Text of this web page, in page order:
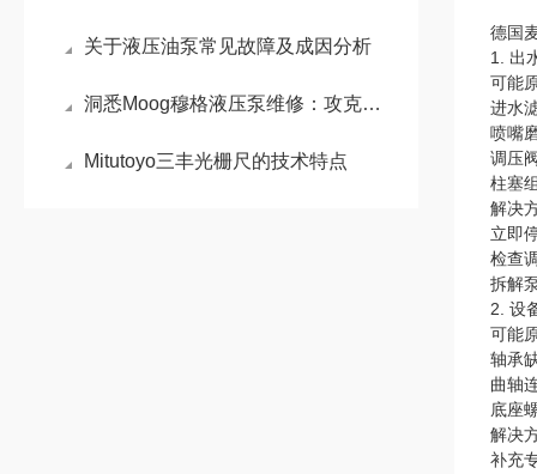
关于液压油泵常见故障及成因分析
洞悉Moog穆格液压泵维修：攻克电液伺服控制的核心难题
Mitutoyo三丰光栅尺的技术特点
德国
1. 出
可能
进水
喷嘴
调压
柱塞
解决
立即
检查
拆解
2. 设
可能
轴承
曲轴
底座
解决
补充